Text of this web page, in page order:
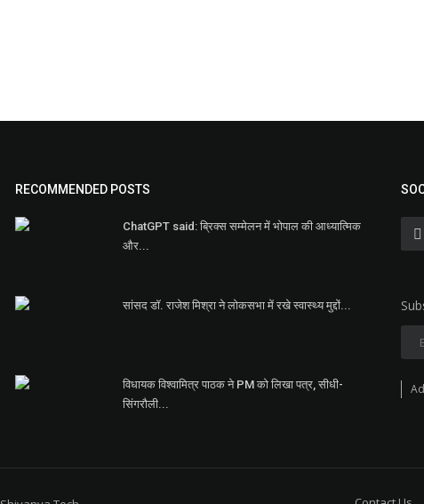
RECOMMENDED POSTS
ChatGPT said: ब्रिक्स सम्मेलन में भोपाल की आध्यात्मिक
और...
सांसद डॉ. राजेश मिश्रा ने लोकसभा में रखे स्वास्थ्य मुद्दों...
विधायक विश्वामित्र पाठक ने PM को लिखा पत्र, सीधी-
सिंगरौली...